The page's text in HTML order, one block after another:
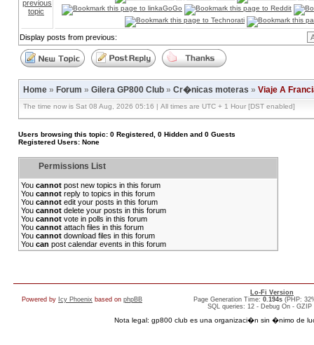
previous
topic
Display posts from previous:
Home » Forum » Gilera GP800 Club » Cr�nicas moteras » Viaje A
The time now is Sat 08 Aug, 2026 05:16 | All times are UTC + 1 Hour [DST enabled]
Users browsing this topic: 0 Registered, 0 Hidden and 0 Guests
Registered Users: None
Permissions List
You cannot post new topics in this forum
You cannot reply to topics in this forum
You cannot edit your posts in this forum
You cannot delete your posts in this forum
You cannot vote in polls in this forum
You cannot attach files in this forum
You cannot download files in this forum
You can post calendar events in this forum
Powered by Icy Phoenix based on phpBB
Lo-Fi Version
Page Generation Time: 0.194s (PHP:
SQL queries: 12 - Debug On - GZIP
Nota legal: gp800 club es una organizaci�n sin �nimo de